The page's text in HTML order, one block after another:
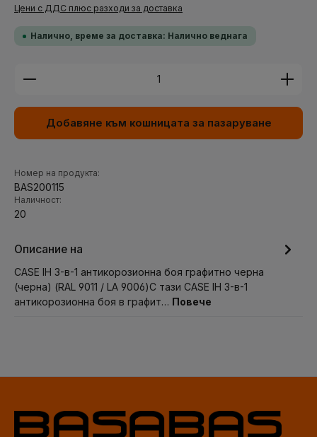
Цени с ДДС плюс разходи за доставка
Налично, време за доставка: Налично веднага
Количество на продукта: Въведете желаната
Добавяне към кошницата за пазаруване
Номер на продукта:
BAS200115
Наличност:
20
Описание на
CASE IH 3-в-1 антикорозионна боя графитно черна
(черна) (RAL 9011 / LA 9006)С тази CASE IH 3-в-1
антикорозионна боя в графит… Повече